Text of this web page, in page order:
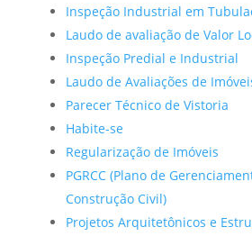
Inspeção Industrial em
Laudo de avaliação de Valor
Inspeção Predial e Industrial
Laudo de Avaliações de
Parecer Técnico de Vistoria
Habite-se
Regularização de Imóveis
PGRCC (Plano de
Construção Civil)
Projetos Arquitetônicos e